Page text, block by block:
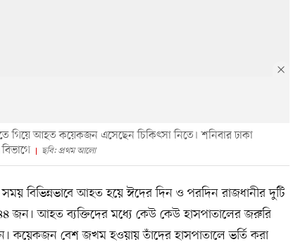
গিয়ে আহত কয়েকজন এসেছেন চিকিৎসা নিতে। শনিবার ঢাকা
ছবি: প্রথম আলো
বিভিন্নভাবে আহত হয়ে ঈদের দিন ও পরদিন রাজধানীর দুটি
জন। আহত ব্যক্তিদের মধ্যে কেউ কেউ হাসপাতালের জরুরি
কয়েকজন বেশ জখম হওয়ায় তাঁদের হাসপাতালে ভর্তি করা